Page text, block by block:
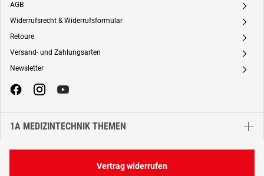
AGB A
Widerrufsrecht & Widerrufsformular A
Retoure A
Versand- und Zahlungsarten A
Newsletter A
1A MEDIZINTECHNIK THEMEN
Vertrag widerrufen